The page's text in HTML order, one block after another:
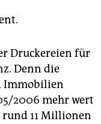
Druckereien für
Denn die
Immobilien
2006 mehr wert
11 Millionen